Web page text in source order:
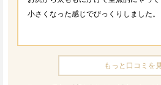
小さくなった感じでびっくりしました。
（20代女
もっと口コミを